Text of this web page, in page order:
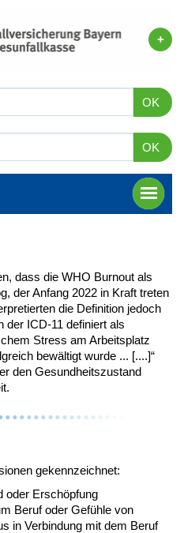
OK
OK
dass die WHO Burnout als
der Anfang 2022 in Kraft treten
die Definition jedoch
der ICD-11 definiert als
Stress am Arbeitsplatz
bewältigt wurde ... [....]“
den Gesundheitszustand
gekennzeichnet:
oder Erschöpfung
Beruf oder Gefühle von
in Verbindung mit dem Beruf